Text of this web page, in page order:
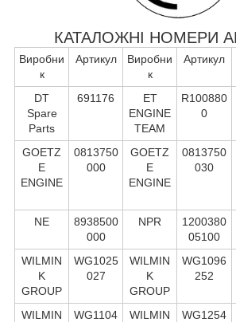
КАТАЛОЖНІ НОМЕРИ
Виробни
к
Артикул
Виробни
к
Артикул
DT
Spare
Parts
691176
ET
ENGINE
TEAM
R100880
0
GOETZ
E
ENGINE
0813750
000
GOETZ
E
ENGINE
0813750
030
NE
8938500
000
NPR
1200380
05100
WILMIN
K
GROUP
WG1025
027
WILMIN
K
GROUP
WG1096
252
WILMIN
WG1104
WILMIN
WG1254